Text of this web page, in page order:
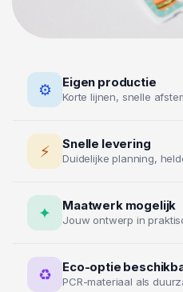
⚙ Eigen productie
Korte lijnen, snelle
⚡ Snelle levering
Duidelijke planning,
✦ Maatwerk mogelijk
Jouw ontwerp in
♻ Eco-optie
PCR-materiaal als